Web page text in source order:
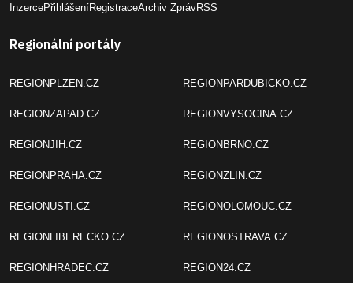
InzercePřihlášeníRegistraceArchiv ZprávRSS
Regionální portály
REGIONPLZEN.CZ
REGIONZAPAD.CZ
REGIONJIH.CZ
REGIONPRAHA.CZ
REGIONUSTI.CZ
REGIONLIBERECKO.CZ
REGIONHRADEC.CZ
REGIONPARDUBICKO.CZ
REGIONVYSOCINA.CZ
REGIONBRNO.CZ
REGIONZLIN.CZ
REGIONOLOMOUC.CZ
REGIONOSTRAVA.CZ
REGION24.CZ